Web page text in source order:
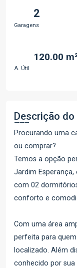
2
Garagens
120.00
A. Útil
Descrição
Procurando uma
ou comprar?
Temos a opção
Jardim
com 02
conforto e
Com uma área
perfeita para
localizado. Além
conhecido por sua